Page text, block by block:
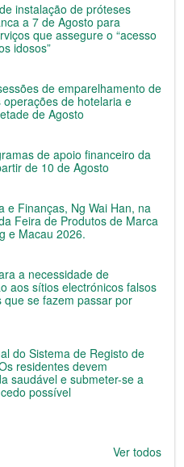
instalação de próteses
a 7 de Agosto para
que assegure o “acesso
idosos”
de emparelhamento de
de hotelaria e
de Agosto
de apoio financeiro da
de 10 de Agosto
e Finanças, Ng Wai Han, na
Feira de Produtos de Marca
e Macau 2026.
a necessidade de
aos sítios electrónicos falsos
se fazem passar por
do Sistema de Registo de
residentes devem
saudável e submeter-se a
possível
Ver todos